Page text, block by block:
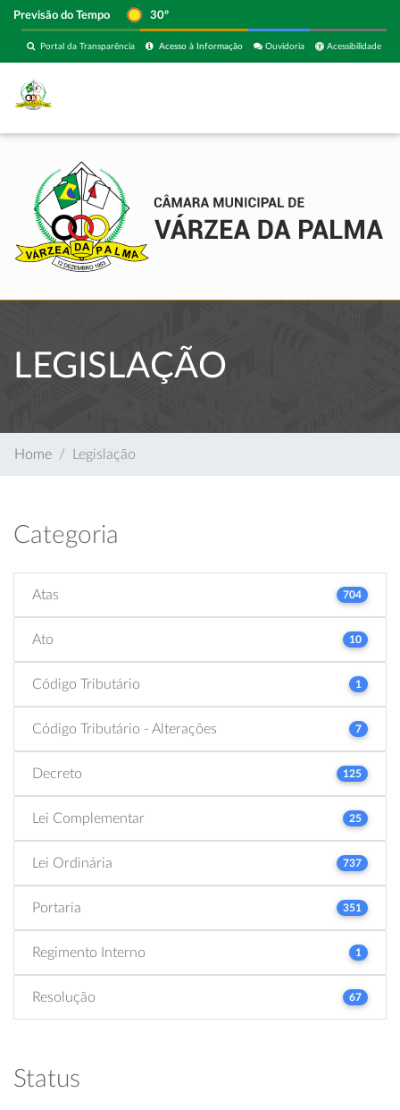
Previsão do Tempo 30º
Acessibilidade
Ouvidoria
Acesso à Informação
Portal da Transparência
LEGISLAÇÃO
Home Legislação
Categoria
Atas 704
Ato 10
Código Tributário 1
Código Tributário - Alterações 7
Decreto 125
Lei Complementar 25
Lei Ordinária 737
Portaria 351
Regimento Interno 1
Resolução 67
Status